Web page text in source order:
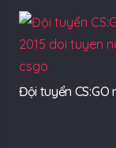
Đội tuyển